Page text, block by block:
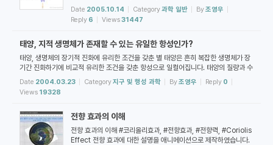
해지는 맥락막이나 진대 - 수정체가 진대가 팽팽해질 때 얇아지고
진대가 느슨해질 때 움츠러듦에 따라 원근 조절 * 2017년 발행 중
학교 2학년 과학 EBS 교재에 따르면 모양체는 섬모체, 모양근은 섬
7차 교육과정(1997년 12월 30일에 고시되어 2018년 현재까지
지속되는 교육과정)의 고등학교 과학에서 배워야 할 원리는 아닙니
다만 (현재...
Date 2005.10.14 Category과학 일반 By조영우
Reply 6 Views31447
태양, 지적 생명체가 존재할 수 있는 유일한 항성인가?
태양, 생명체의 장기적 진화에 유리한 조건을 갖춘 별 태양은 흔히 복잡한 생명체가 장
기간 진화하기에 비교적 유리한 조건을 갖춘 항성으로 일컬어집니다. 태양의 질량과 수
명은 생명체가 출현하고 진화하기에 알맞은 범위에 속하며, 지구는 태양 주위의 생명체
거주 가능 구역(habitable zone), 즉 적절한 대기 조건이 주어질 때 행성 표면에 액
체 물이 존재할 수 있는 거리 범위 안에 위치합니다. 또한 태양은 중원소가 비교적 풍부
ements) 또는 금속(...
Date 2004.03.23 Category지구 및 행성 과학 By조영우 Reply 0
Views 19328
전향 효과의 이해
전향 효과의 이해 #코리올리효과, #전향효과, #전향력, #Coriolis
Effect 전향 효과에 대한 설명을 애니메이션으로 제작하였습니다.